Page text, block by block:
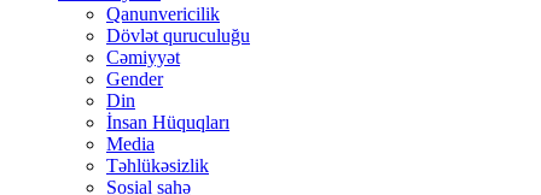
Qanunvericilik
Dövlət quruculuğu
Cəmiyyət
Gender
Din
İnsan Hüquqları
Media
Təhlükəsizlik
Sosial sahə